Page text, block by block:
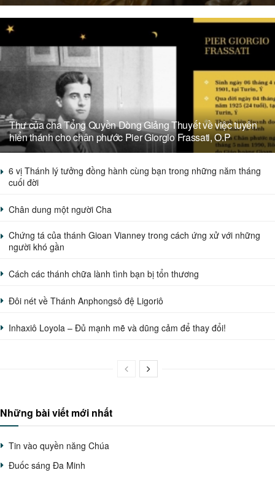
Thư của cha Tổng Quyền Dòng Giảng Thuyết về việc tuyên
hiển thánh cho chân phước Pier Giorgio Frassati, O.P
6 vị Thánh lý tưởng đồng hành cùng bạn trong những năm tháng
cuối đời
Chân dung một người Cha
Chứng tá của thánh Gioan Vianney trong cách ứng xử với những
người khó gần
Cách các thánh chữa lành tình bạn bị tổn thương
Đôi nét về Thánh Anphongsô đệ Ligoriô
Inhaxiô Loyola – Đủ mạnh mẽ và dũng cảm để thay đổi!
Những bài viết mới nhất
Tin vào quyền năng Chúa
Đuốc sáng Đa Minh